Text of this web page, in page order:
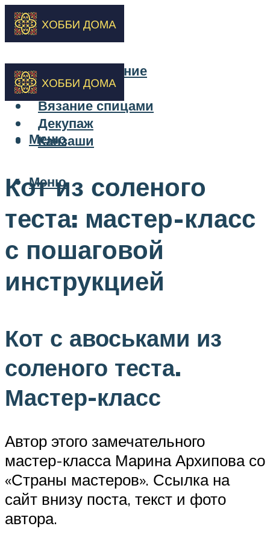
Бисероплетение
Вышивка
Вязание спицами
Декупаж
Канзаши
Меню
Меню
Кот из соленого
теста: мастер-класс
с пошаговой
инструкцией
Кот с авоськами из
соленого теста.
Мастер-класс
Автор этого замечательного
мастер-класса Марина Архипова со
«Страны мастеров». Ссылка на
сайт внизу поста, текст и фото
автора.